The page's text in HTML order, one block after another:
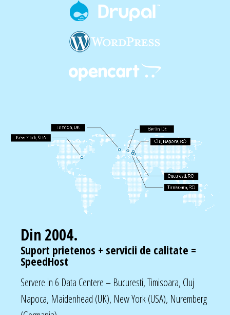
Din 2004.
Suport prietenos + servicii de calitate =
SpeedHost
Servere in 6 Data Centere – Bucuresti, Timisoara, Cluj
Napoca, Maidenhead (UK), New York (USA), Nuremberg